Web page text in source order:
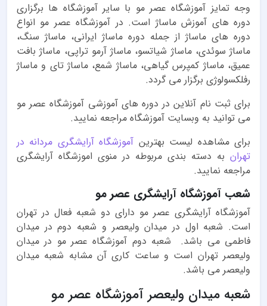
وجه تمایز آموزشگاه عصر مو با سایر آموزشگاه ها برگزاری
دوره های آموزش ماساژ است. در آموزشگاه عصر مو انواع
دوره های ماساژ از جمله دوره ماساژ ایرانی، ماساژ سنگ،
ماساژ سوئدی، ماساژ شیاتسو، ماساژ آرمو تراپی، ماساژ بافت
عمیق، ماساژ کمپرس گیاهی، ماساژ شمع، ماساژ تای و ماساژ
رفلکسولوژی برگزار می گردد.
برای ثبت نام آنلاین در دوره های آموزشی آموزشگاه عصر مو
می توانید به وبسایت آموزشگاه مراجعه نمایید.
برای مشاهده لیست بهترین آموزشگاه آرایشگری مردانه در
تهران به دسته بندی مربوطه در منوی اموزشگاه آرایشگری
مراجعه نمایید.
شعب آموزشگاه آرایشگری عصر مو
آموزشگاه آرایشگری عصر مو دارای دو شعبه فعال در تهران
است. شعبه اول در میدان ولیعصر و شعبه دوم در میدان
فاطمی می باشد. شعبه دوم آموزشگاه عصر مو در میدان
ولیعصر تهران است و ساعت کاری آن مشابه شعبه میدان
ولیعصر می باشد.
شعبه میدان ولیعصر آموزشگاه عصر مو